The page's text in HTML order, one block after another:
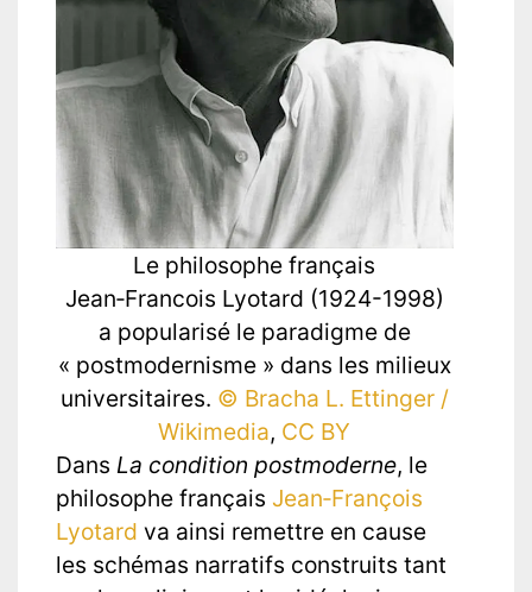
Le philosophe français
Jean‑Francois Lyotard (1924-1998)
a popularisé le paradigme de
« postmodernisme » dans les milieux
universitaires. © Bracha L. Ettinger /
Wikimedia, CC BY
Dans La condition postmoderne, le
philosophe français Jean‑François
Lyotard va ainsi remettre en cause
les schémas narratifs construits tant